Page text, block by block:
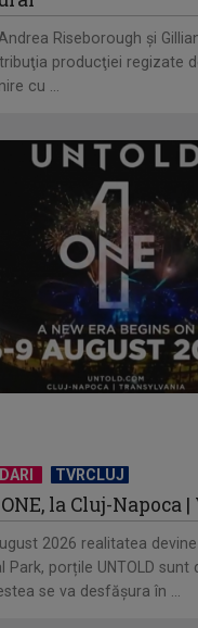
mărilor: viaţa pe
care a contribuit la
un ...
Riseborough şi
producţiei regizate
cu ...
TVRCLUJ
la Cluj-Napoca |
2026 realitatea
Park, porțile UNTOLD sunt
se va desfășura în ...